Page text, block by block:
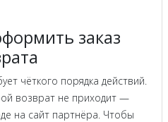
заказ
чёткого порядка действий.
возврат не приходит —
на сайт партнёра. Чтобы